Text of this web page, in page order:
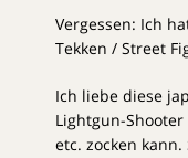
Vergessen: Ich
Tekken / Street
Ich liebe diese
Lightgun-
etc. zocken